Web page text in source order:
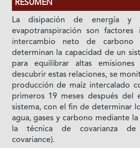
RESUMEN
La disipación de energía y
evapotranspiración son factores
intercambio neto de carbono
determinan la capacidad de un
para equilibrar altas
descubrir estas relaciones, se
producción de maíz intercalado
primeros 19 meses después del
sistema, con el fin de determinar
agua, gases y carbono mediante
la técnica de covarianza de
covariance).